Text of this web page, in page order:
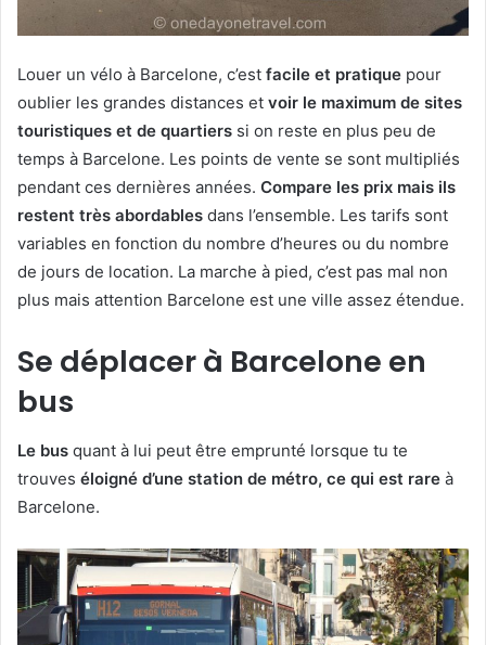
Louer un vélo à Barcelone, c’est facile et pratique pour
oublier les grandes distances et voir le maximum de sites
touristiques et de quartiers si on reste en plus peu de
temps à Barcelone. Les points de vente se sont multipliés
pendant ces dernières années. Compare les prix mais ils
restent très abordables dans l’ensemble. Les tarifs sont
variables en fonction du nombre d’heures ou du nombre
de jours de location. La marche à pied, c’est pas mal non
plus mais attention Barcelone est une ville assez étendue.
Se déplacer à Barcelone en
bus
Le bus quant à lui peut être emprunté lorsque tu te
trouves éloigné d’une station de métro, ce qui est rare à
Barcelone.